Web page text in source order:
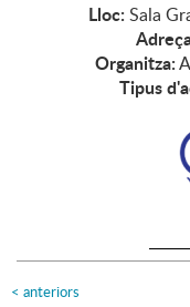
Lloc: Sala
Organitza:
Tipus
< anteriors